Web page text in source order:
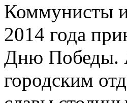
Коммунисты
2014 года
Дню Победы.
городским